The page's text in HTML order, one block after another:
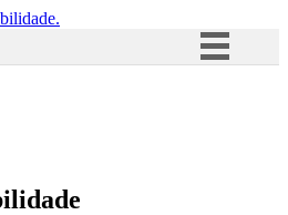
Acesso à informação